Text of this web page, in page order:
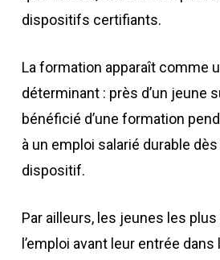
dispositifs certifiants.
La formation apparaît comme
déterminant : près d’un jeune
bénéficié d’une formation
à un emploi salarié durable
dispositif.
Par ailleurs, les jeunes les
l’emploi avant leur entrée